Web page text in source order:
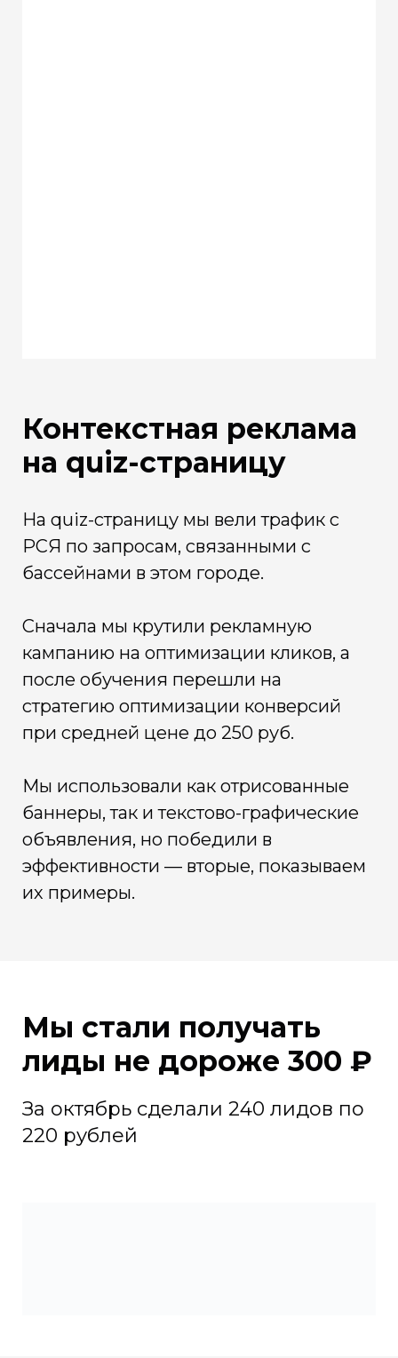
Контекстная реклама
на quiz-страницу
На quiz-страницу мы вели трафик с
РСЯ по запросам, связанными с
бассейнами в этом городе.
Сначала мы крутили рекламную
кампанию на оптимизации кликов, а
после обучения перешли на
стратегию оптимизации конверсий
при средней цене до 250 руб.
Мы использовали как отрисованные
баннеры, так и текстово-графические
объявления, но победили в
эффективности — вторые, показываем
их примеры.
Мы стали получать
лиды не дороже 300 ₽
За октябрь сделали 240 лидов по
220 рублей